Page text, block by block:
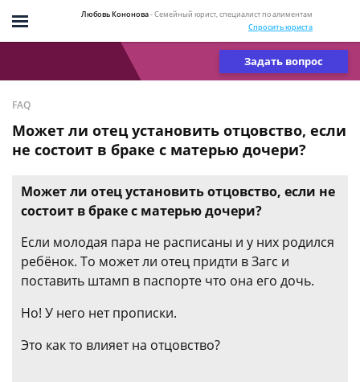
Любовь Кононова- Семейный юрист, специалист по алиментам
Спросить юриста
Задать вопрос
FAQ
Может ли отец установить отцовство, если
не состоит в браке с матерью дочери?
Может ли отец установить отцовство, если не
состоит в браке с матерью дочери?
Если молодая пара не расписаны и у них родился
ребёнок. То может ли отец придти в Загс и
поставить штамп в паспорте что она его дочь.
Но! У него нет прописки.
Это как то влияет на отцовство?